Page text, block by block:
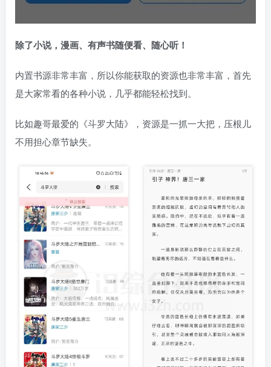
除了小说，漫画、有声书随便看、随心听！
内置书源非常丰富，所以你能获取的资源也非常丰富，首先
是大家常看的各种小说，几乎都能轻松找到。
比如趣哥最爱的《斗罗大陆》，资源是一抓一大把，压根儿
不用担心章节缺失。